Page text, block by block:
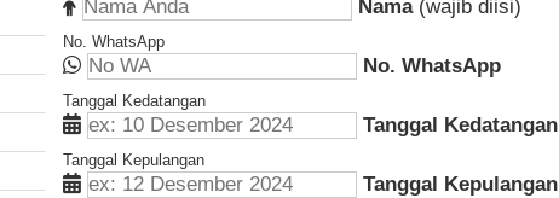
Nama(wajib diisi)
No. WhatsApp
No. WhatsApp
Tanggal Kedatangan
Tanggal Kedatangan
Tanggal Kepulangan
Tanggal Kepulangan